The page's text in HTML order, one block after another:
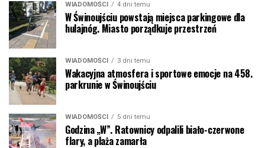
WIADOMOŚCI 4 dni temu
W Świnoujściu powstają miejsca parkingowe dla
hulajnóg. Miasto porządkuje przestrzeń
WIADOMOŚCI 3 dni temu
Wakacyjna atmosfera i sportowe emocje na 458.
parkrunie w Świnoujściu
WIADOMOŚCI 5 dni temu
Godzina „W”. Ratownicy odpalili biało-czerwone
flary, a plaża zamarła